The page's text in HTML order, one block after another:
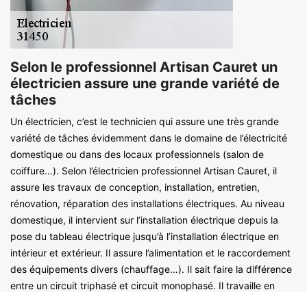
Selon le professionnel Artisan Cauret un
électricien assure une grande variété de
tâches
Un électricien, c’est le technicien qui assure une très grande
variété de tâches évidemment dans le domaine de l’électricité
domestique ou dans des locaux professionnels (salon de
coiffure…). Selon l’électricien professionnel Artisan Cauret, il
assure les travaux de conception, installation, entretien,
rénovation, réparation des installations électriques. Au niveau
domestique, il intervient sur l’installation électrique depuis la
pose du tableau électrique jusqu’à l’installation électrique en
intérieur et extérieur. Il assure l’alimentation et le raccordement
des équipements divers (chauffage…). Il sait faire la différence
entre un circuit triphasé et circuit monophasé. Il travaille en